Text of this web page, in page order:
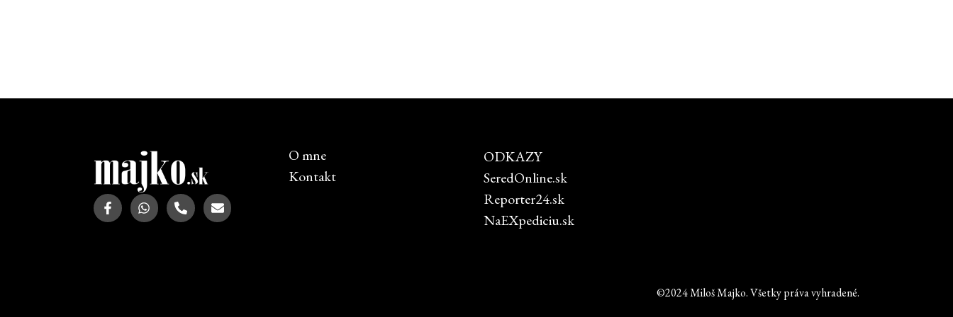
O mne
Kontakt
ODKAZY
SeredOnline.sk
Reporter24.sk
NaEXpediciu.sk
©2024 Miloš Majko. Všetky práva vyhradené.